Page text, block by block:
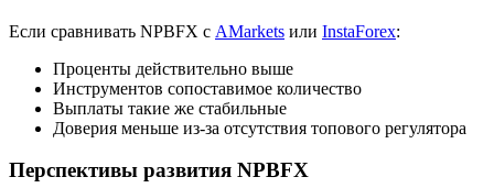
Если сравнивать NPBFX с AMarkets или InstaForex:
Проценты действительно выше
Инструментов сопоставимое количество
Выплаты такие же стабильные
Доверия меньше из-за отсутствия топового регулятора
Перспективы развития NPBFX